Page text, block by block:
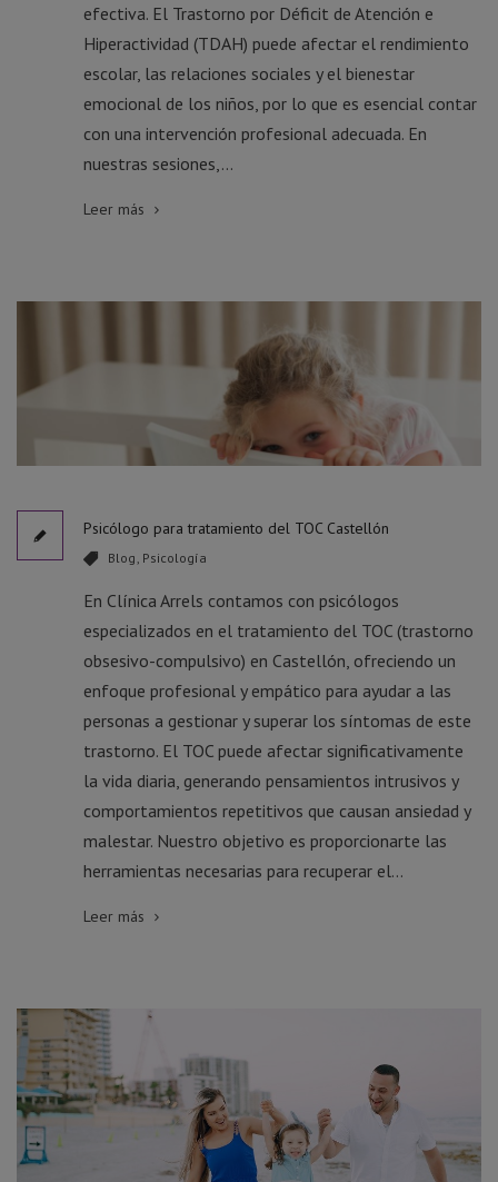
efectiva. El Trastorno por Déficit de Atención e
Hiperactividad (TDAH) puede afectar el rendimiento
escolar, las relaciones sociales y el bienestar
emocional de los niños, por lo que es esencial contar
con una intervención profesional adecuada. En
nuestras sesiones,...
Leer más
Psicólogo para tratamiento del TOC Castellón
Blog Psicología
En Clínica Arrels contamos con psicólogos
especializados en el tratamiento del TOC (trastorno
obsesivo-compulsivo) en Castellón, ofreciendo un
enfoque profesional y empático para ayudar a las
personas a gestionar y superar los síntomas de este
trastorno. El TOC puede afectar significativamente
la vida diaria, generando pensamientos intrusivos y
comportamientos repetitivos que causan ansiedad y
malestar. Nuestro objetivo es proporcionarte las
herramientas necesarias para recuperar el...
Leer más